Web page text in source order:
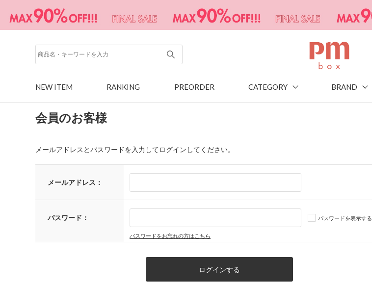
NEW ITEM RANKING PREORDER CATEGORY BRAND
会員のお客様
メールアドレスとパスワードを入力してログインしてください。
メールアドレス：
パスワード： パスワードを表示する
パスワードをお忘れの方はこちら